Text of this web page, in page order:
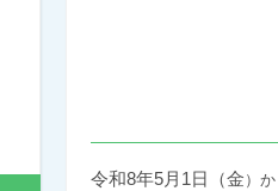
令和8年5月1日（金 ）